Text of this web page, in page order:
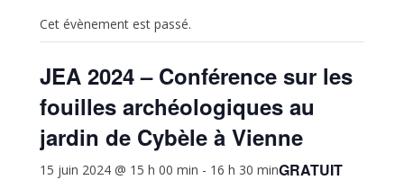
Cet évènement est passé.
JEA 2024 – Conférence sur les
fouilles archéologiques au
jardin de Cybèle à Vienne
15 juin 2024 @ 15 h 00 min - 16 h 30 minGRATUIT